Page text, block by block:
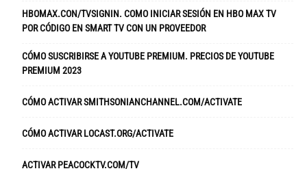
HBOMAX.CON/TVSIGNIN. COMO INICIAR SESIÓN EN HBO MAX TV
POR CÓDIGO EN SMART TV CON UN PROVEEDOR
CÓMO SUSCRIBIRSE A YOUTUBE PREMIUM. PRECIOS DE YOUTUBE
PREMIUM 2023
CÓMO ACTIVAR SMITHSONIANCHANNEL.COM/ACTIVATE
CÓMO ACTIVAR LOCAST.ORG/ACTIVATE
ACTIVAR PEACOCKTV.COM/TV